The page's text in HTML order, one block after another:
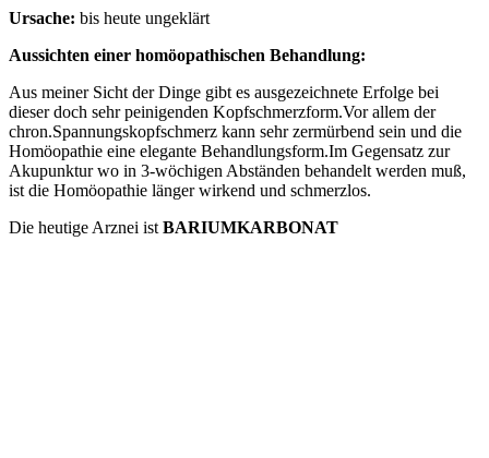
Ursache: bis heute ungeklärt
Aussichten einer homöopathischen Behandlung:
Aus meiner Sicht der Dinge gibt es ausgezeichnete Erfolge bei
dieser doch sehr peinigenden Kopfschmerzform.Vor allem der
chron.Spannungskopfschmerz kann sehr zermürbend sein und die
Homöopathie eine elegante Behandlungsform.Im Gegensatz zur
Akupunktur wo in 3-wöchigen Abständen behandelt werden muß,
ist die Homöopathie länger wirkend und schmerzlos.
Die heutige Arznei ist BARIUMKARBONAT